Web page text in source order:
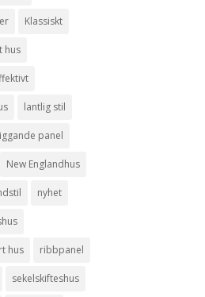
Klassiskt
hus
lantlig stil
panel
New Englandhus
nyhet
hus ribbpanel
sekelskifteshus